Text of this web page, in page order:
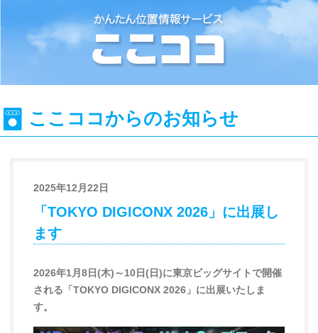
ここココからのお知らせ
2025年12月22日
「TOKYO DIGICONX 2026」に出展し
ます
2026年1月8日(木)～10日(日)に東京ビッグサイトで開催
される「TOKYO DIGICONX 2026」に出展いたしま
す。